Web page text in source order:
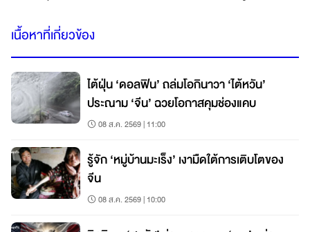
เนื้อหาที่เกี่ยวข้อง
ไต้ฝุ่น ‘ดอลฟิน’ ถล่มโอกินาวา ‘ไต้หวัน’
ประณาม ‘จีน’ ฉวยโอกาสคุมช่องแคบ
08 ส.ค. 2569 | 11:00
รู้จัก ‘หมู่บ้านมะเร็ง’ เงามืดใต้การเติบโตของ
จีน
08 ส.ค. 2569 | 10:00